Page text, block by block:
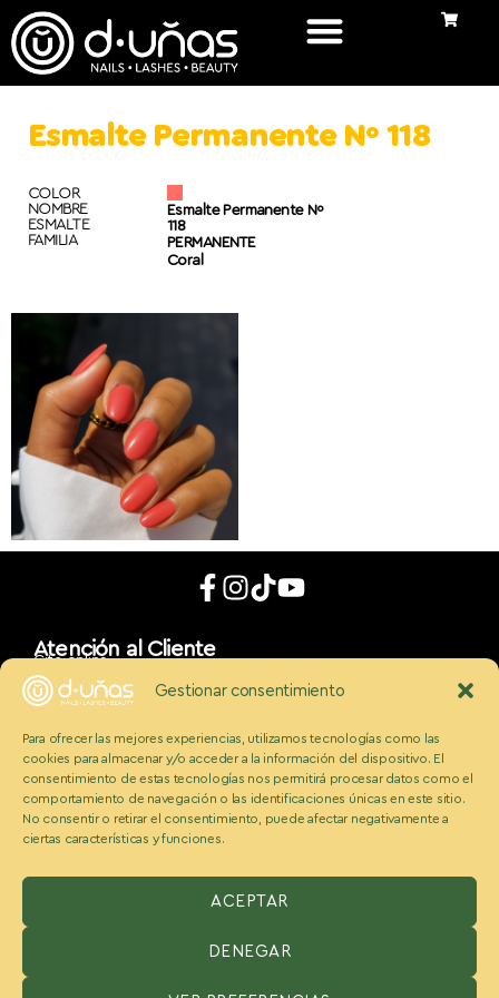
Gestionar consentimiento
Para ofrecer las mejores experiencias, utilizamos tecnologías como las
cookies para almacenar y/o acceder a la información del dispositivo. El
consentimiento de estas tecnologías nos permitirá procesar datos como el
comportamiento de navegación o las identificaciones únicas en este sitio.
No consentir o retirar el consentimiento, puede afectar negativamente a
ciertas características y funciones.
ACEPTAR
DENEGAR
Esmalte Permanente Nº 118
COLOR
NOMBRE
ESMALTE
FAMILIA
Esmalte Permanente Nº
118
PERMANENTE
Coral
Atención al Cliente
Cita online
App móvil
d_uñaslovers
Bonos d-uñas
Contacto
Conócenos
Somos Ecobeauty
Conocenos
Medios
Blog